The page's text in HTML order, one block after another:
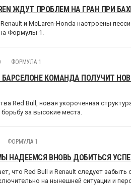
ЖДУТ ПРОБЛЕМ НА ГРАН ПРИ
и McLaren-Honda настроены
Формулы 1.
ФОРМУЛА 1
БАРСЕЛОНЕ КОМАНДА ПОЛУЧИТ
Red Bull, новая укороченная
за высокие места.
ФОРМУЛА 1
НАДЕЕМСЯ ВНОВЬ ДОБИТЬСЯ
что Red Bull и Renault следует забыть
на нынешней ситуации и